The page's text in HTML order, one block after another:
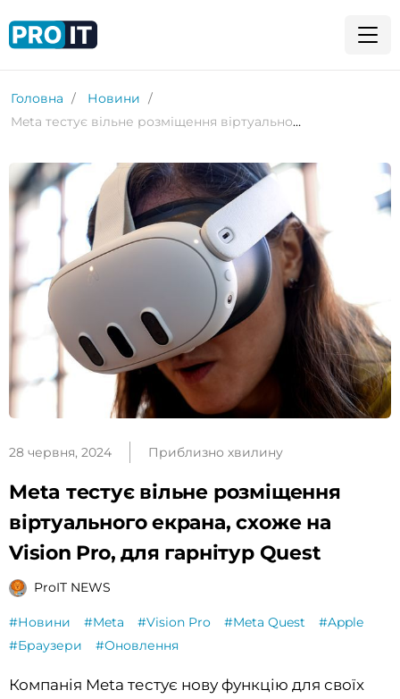
Головна
Новини
Meta тестує вільне розміщення віртуального екрана, схоже на Vision Pro, для гарнітур Quest
28 червня, 2024 Приблизно хвилину
Meta тестує вільне розміщення
віртуального екрана, схоже на
Vision Pro, для гарнітур Quest
ProIT NEWS
#Новини #Meta #Vision Pro #Meta Quest
#Apple
#Браузери
#Оновлення
Компанія Meta тестує нову функцію для своїх